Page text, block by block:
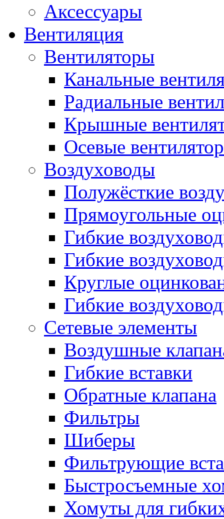
Аксессуары
Вентиляция
Вентиляторы
Канальные
Радиальные
Крышные
Осевые
Воздуховоды
Полужёсткие
Прямоугольные
Гибкие
Гибкие
Круглые
Гибкие
Сетевые элементы
Воздушные
Гибкие вставки
Обратные клапана
Фильтры
Шиберы
Фильтрующие
Быстросъемные
Хомуты для